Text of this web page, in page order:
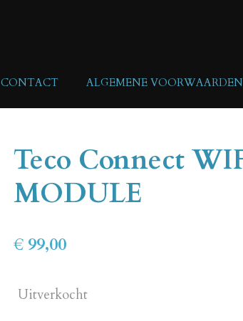
CONTACT ALGEMENE VOORWAARDEN
Teco Connect
MODULE
€ 99,00
Uitverkocht